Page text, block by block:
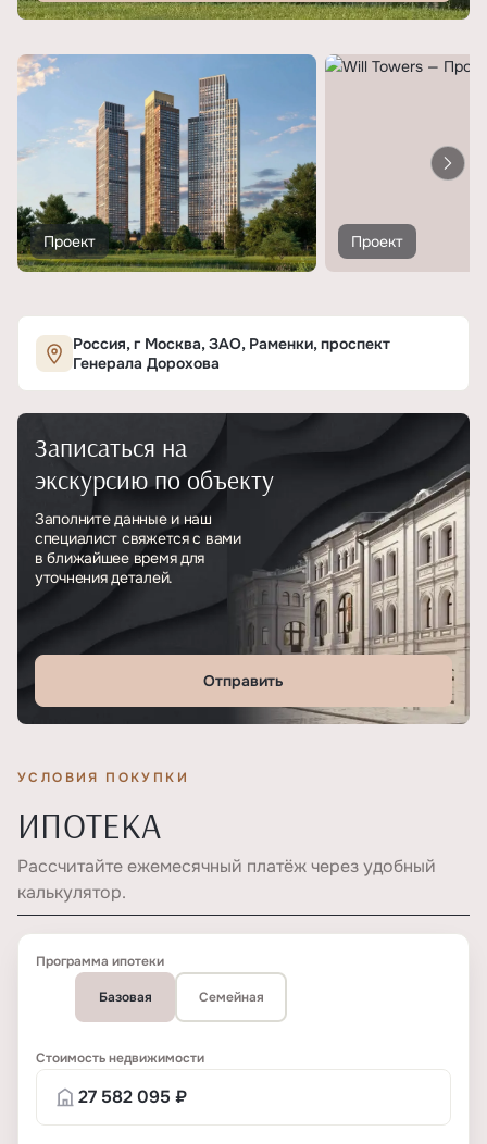
Проект Проект
Россия, г Москва, ЗАО, Раменки, проспект
Генерала Дорохова
Записаться на
экскурсию по объекту
Заполните данные и наш
специалист свяжется с вами
в ближайшее время для
уточнения деталей.
Отправить
УСЛОВИЯ ПОКУПКИ
ИПОТЕКА
Рассчитайте ежемесячный платёж через удобный
калькулятор.
Программа ипотеки
Базовая Семейная
Стоимость недвижимости